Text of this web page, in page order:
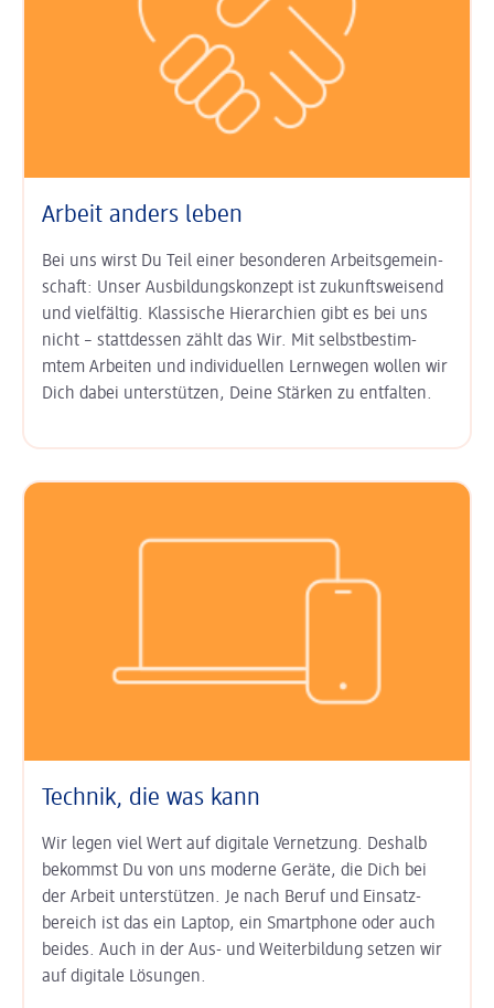
Arbeit anders leben
Bei uns wirst Du Teil einer besonderen Arbeits­gemein­
schaft: Unser Aus­bildungs­konzept ist zukunfts­weisend
und vielfältig. Klas­sische Hierarchien gibt es bei uns
nicht – statt­dessen zählt das Wir. Mit selbst­bestim­
mtem Arbeiten und indi­viduel­len Lern­wegen wollen wir
Dich dabei unter­stützen, Deine Stärken zu entfalten.
Technik, die was kann
Wir legen viel Wert auf digitale Ver­netzung. Deshalb
bekommst Du von uns moderne Geräte, die Dich bei
der Arbeit unter­stützen. Je nach Beruf und Einsatz­
bereich ist das ein Laptop, ein Smart­phone oder auch
beides. Auch in der Aus- und Weiter­bildung setzen wir
auf digitale Lösungen.